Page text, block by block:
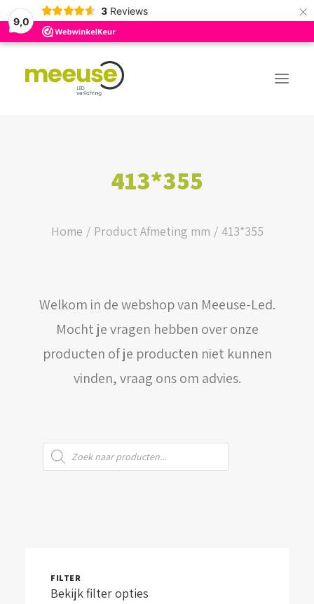
9,0
3 Reviews ×
BUDGET ASSORTIMENT
WEBSHOP
LOGIN / REGISTER
WINKELWAGEN
413*355
Home Product Afmeting mm 413*355
Welkom in de webshop van Meeuse-Led.
Mocht je vragen hebben over onze
producten of je producten niet kunnen
vinden, vraag ons om advies.
Producten
zoeken
FILTER
Bekijk filter opties